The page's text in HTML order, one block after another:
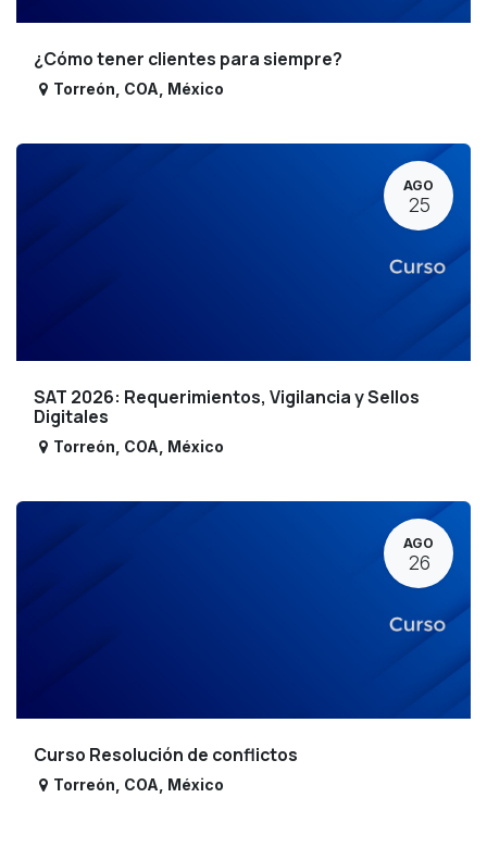
¿Cómo tener clientes para siempre?
Torreón COA México
AGO
25
SAT 2026: Requerimientos, Vigilancia y Sellos
Digitales
Torreón COA México
AGO
26
Curso Resolución de conflictos
Torreón COA México